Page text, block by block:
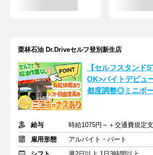
栗林石油 Dr.Driveセルフ登別新生店
【セルフスタンド
OK>バイトデビュ
都度調整◎ミニボ
給与
雇用形態
アルバイト・パート